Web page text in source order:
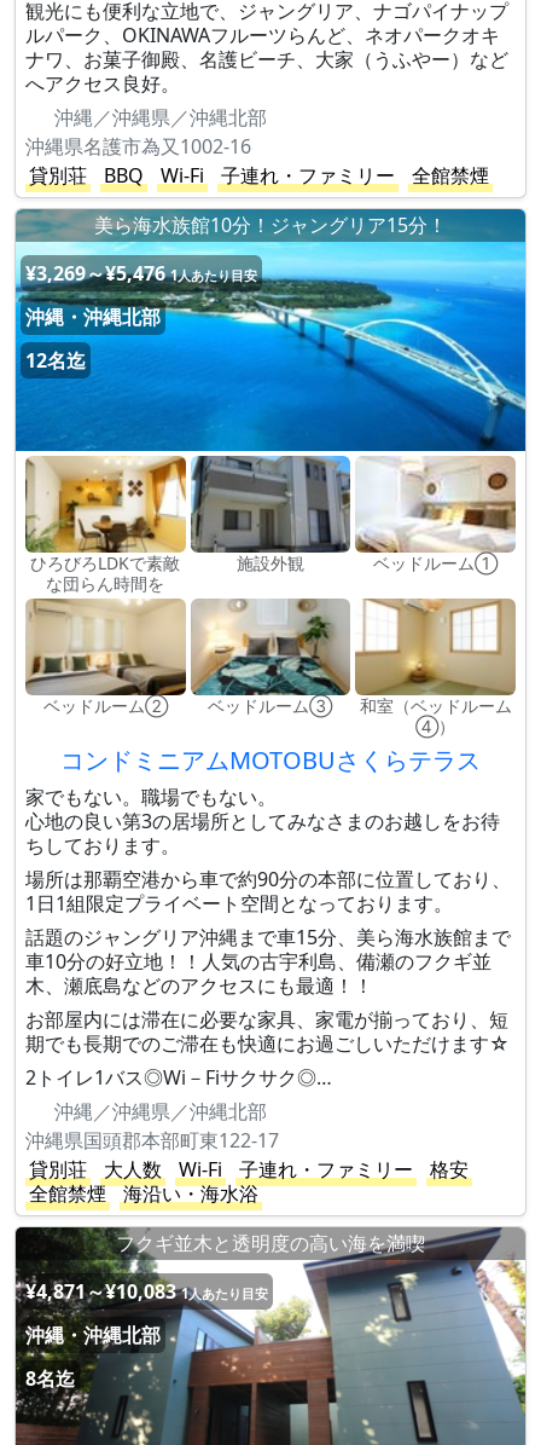
観光にも便利な立地で、ジャングリア、ナゴパイナップ
ルパーク、OKINAWAフルーツらんど、ネオパークオキ
ナワ、お菓子御殿、名護ビーチ、大家（うふやー）など
へアクセス良好。
沖縄／沖縄県／沖縄北部
沖縄県名護市為又1002-16
貸別荘
BBQ Wi-Fi 子連れ・ファミリー
全館禁煙
美ら海水族館10分！ジャングリア15分！
¥3,269～¥5,476 1人あたり目安
沖縄・沖縄北部
12名迄
ひろびろLDKで素敵
な団らん時間を
施設外観 ベッドルーム①
ベッドルーム② ベッドルーム③
和室（ベッドルーム
④）
コンドミニアムMOTOBUさくらテラス
家でもない。職場でもない。
心地の良い第3の居場所としてみなさまのお越しをお待
ちしております。
場所は那覇空港から車で約90分の本部に位置しており、
1日1組限定プライベート空間となっております。
話題のジャングリア沖縄まで車15分、美ら海水族館まで
車10分の好立地！！人気の古宇利島、備瀬のフクギ並
木、瀬底島などのアクセスにも最適！！
お部屋内には滞在に必要な家具、家電が揃っており、短
期でも長期でのご滞在も快適にお過ごしいただけます☆
2トイレ1バス◎Wi－Fiサクサク◎…
沖縄／沖縄県／沖縄北部
沖縄県国頭郡本部町東122-17
貸別荘
大人数 Wi-Fi 子連れ・ファミリー
格安
全館禁煙
海沿い・海水浴
フクギ並木と透明度の高い海を満喫
¥4,871～¥10,083 1人あたり目安
沖縄・沖縄北部
8名迄